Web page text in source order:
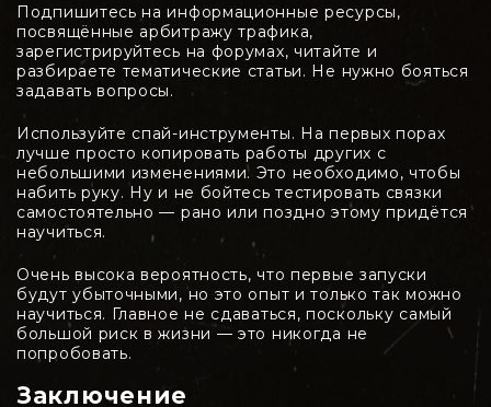
Подпишитесь на информационные ресурсы,
посвящённые арбитражу трафика,
зарегистрируйтесь на форумах, читайте и
разбираете тематические статьи. Не нужно бояться
задавать вопросы.
Используйте спай-инструменты. На первых порах
лучше просто копировать работы других с
небольшими изменениями. Это необходимо, чтобы
набить руку. Ну и не бойтесь тестировать связки
самостоятельно — рано или поздно этому придётся
научиться.
Очень высока вероятность, что первые запуски
будут убыточными, но это опыт и только так можно
научиться. Главное не сдаваться, поскольку самый
большой риск в жизни — это никогда не
попробовать.
Заключение